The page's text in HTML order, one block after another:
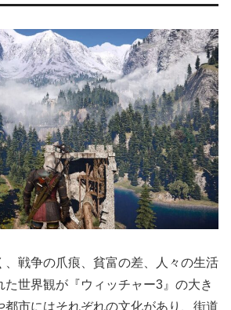
、戦争の爪痕、貧富の差、人々の生活
た世界観が『ウィッチャー3』の大き
都市にはそれぞれの文化があり、街道